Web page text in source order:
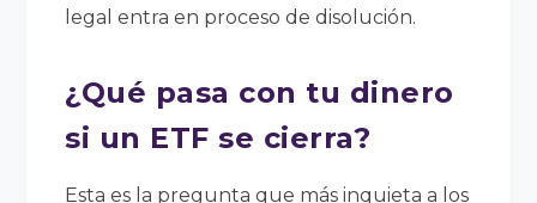
legal entra en proceso de disolución.
¿Qué pasa con tu dinero
si un ETF se cierra?
Esta es la pregunta que más inquieta a los